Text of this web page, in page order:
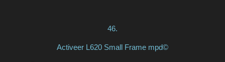
46.
Activeer L620 Small Frame mpd©